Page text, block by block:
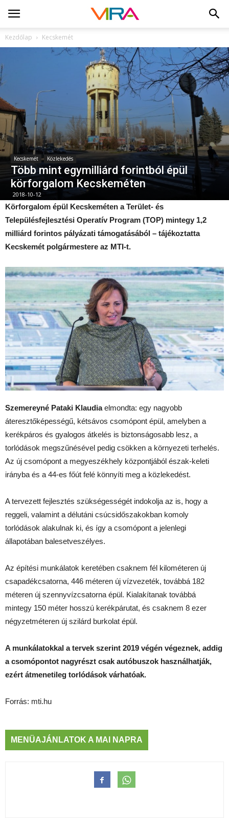
Kezdőlap Kecskemét
Kecskemét Közlekedés
Több mint egymilliárd forintból épül
körforgalom Kecskeméten
2018-10-12
Körforgalom épül Kecskeméten a Terület- és
Településfejlesztési Operatív Program (TOP) mintegy 1,2
milliárd forintos pályázati támogatásából – tájékoztatta
Kecskemét polgármestere az MTI-t.
Szemereyné Pataki Klaudiaelmondta: egy nagyobb
áteresztőképességű, kétsávos csomópont épül, amelyben a
kerékpáros és gyalogos átkelés is biztonságosabb lesz, a
torlódások megszűnésével pedig csökken a környezeti terhelés.
Az új csomópont a megyeszékhely központjából észak-keleti
irányba és a 44-es főút felé könnyíti meg a közlekedést.
A tervezett fejlesztés szükségességét indokolja az is, hogy a
reggeli, valamint a délutáni csúcsidőszakokban komoly
torlódások alakulnak ki, és így a csomópont a jelenlegi
állapotában balesetveszélyes.
Az építési munkálatok keretében csaknem fél kilométeren új
csapadékcsatorna, 446 méteren új vízvezeték, továbbá 182
méteren új szennyvízcsatorna épül. Kialakítanak továbbá
mintegy 150 méter hosszú kerékpárutat, és csaknem 8 ezer
négyzetméteren új szilárd burkolat épül.
A munkálatokkal a tervek szerint 2019 végén végeznek, addig
a csomópontot nagyrészt csak autóbuszok használhatják,
ezért átmenetileg torlódások várhatóak.
Forrás: mti.hu
MENÜAJÁNLATOK A MAI NAPRA